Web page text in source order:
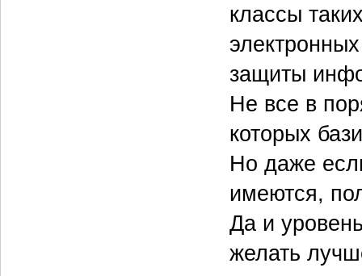
классы
защиты
Не все в
которых
Но даже
имеются,
Да и
желать